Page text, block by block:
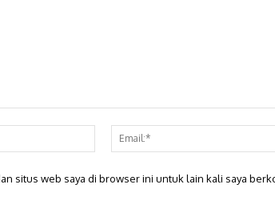
Nama:*
situs web saya di browser ini untuk lain kali saya